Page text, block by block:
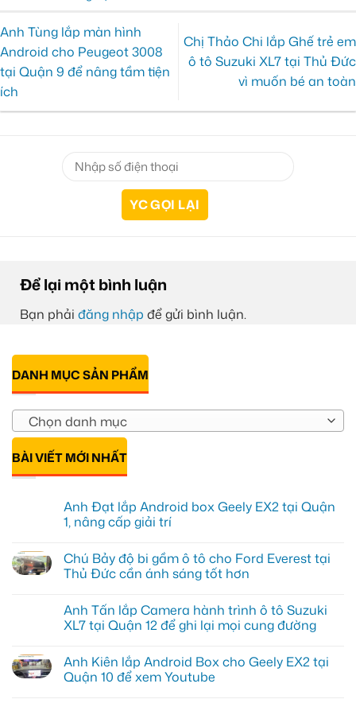
Anh Tùng lắp màn hình
Android cho Peugeot 3008
tại Quận 9 để nâng tầm tiện
ích
Chị Thảo Chi lắp Ghế trẻ em
ô tô Suzuki XL7 tại Thủ Đức
vì muốn bé an toàn
Để lại một bình luận
Bạn phải đăng nhập để gửi bình luận.
DANH MỤC SẢN PHẨM
Chọn danh mục
BÀI VIẾT MỚI NHẤT
Anh Đạt lắp Android box Geely EX2 tại Quận
1, nâng cấp giải trí
bình
luận
ở
lắp
Android
box
tại
Quận
1,
Chú Bảy độ bi gầm ô tô cho Ford Everest tại
Thủ Đức cần ánh sáng tốt hơn
bình
luận
ở
độ
bi
gầm
Anh Tấn lắp Camera hành trình ô tô Suzuki
XL7 tại Quận 12 để ghi lại mọi cung đường
bình
luận
ở
Anh Kiên lắp Android Box cho Geely EX2 tại
Quận 10 để xem Youtube